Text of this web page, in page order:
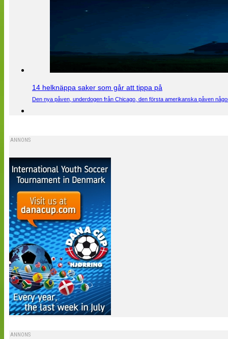
14 helknäppa saker som går att tippa på
Den nya påven, underdogen från Chicago, den första amerikanska påven
ANNONS
ANNONS